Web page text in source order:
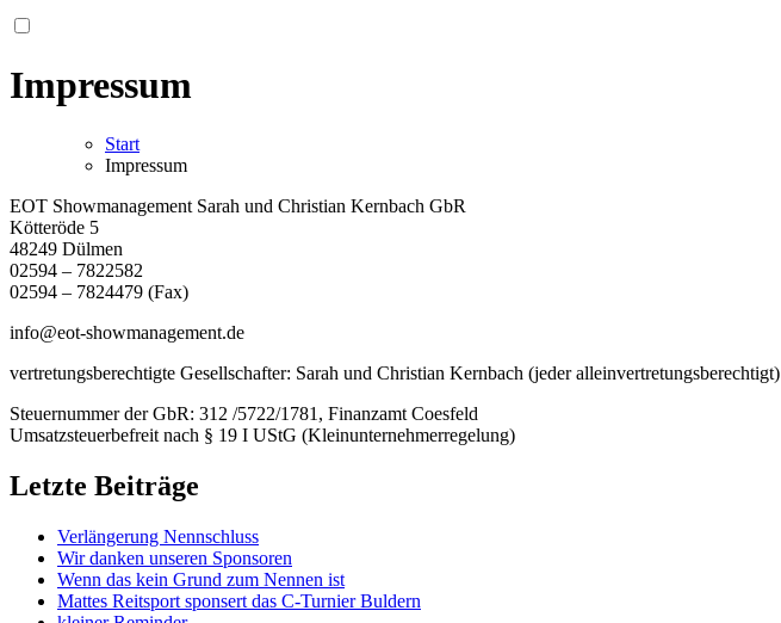
Impressum
Start
Impressum
EOT Showmanagement Sarah und Christian Kernbach GbR
Kötteröde 5
48249 Dülmen
02594 – 7822582
02594 – 7824479 (Fax)
info@eot-showmanagement.de
vertretungsberechtigte Gesellschafter: Sarah und Christian Kernbach (jeder alleinvertretungsberechtigt)
Steuernummer der GbR: 312 /5722/1781, Finanzamt Coesfeld
Umsatzsteuerbefreit nach § 19 I UStG (Kleinunternehmerregelung)
Letzte Beiträge
Verlängerung Nennschluss
Wir danken unseren Sponsoren
Wenn das kein Grund zum Nennen ist
Mattes Reitsport sponsert das C-Turnier Buldern